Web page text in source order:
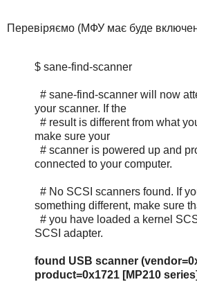
Перевіряємо (МФУ має буде
$ sane-find-scanner
# sane-find-scanner will now
your scanner. If the
# result is different from what
make sure your
# scanner is powered up and
connected to your computer.
# No SCSI scanners found. If
something different, make sure
# you have loaded a kernel
SCSI adapter.
found USB scanner
product=0x1721 [MP210